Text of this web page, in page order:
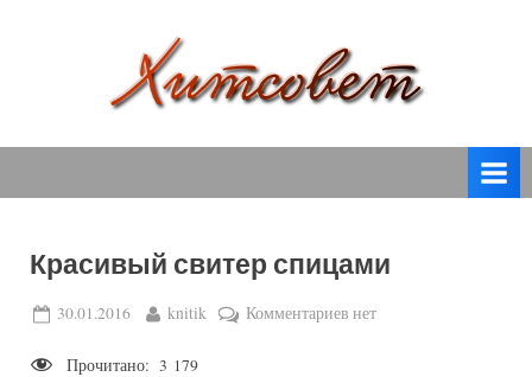
т
о
в
спицами,
крючком,
вязаные
модели
с
Красивый свитер спицами
Posted
30.01.2016 By
knitik Комментариевкнет
Прочитано: 3 179